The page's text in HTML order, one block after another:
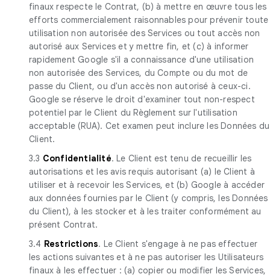
finaux respecte le Contrat, (b) à mettre en œuvre tous les
efforts commercialement raisonnables pour prévenir toute
utilisation non autorisée des Services ou tout accès non
autorisé aux Services et y mettre fin, et (c) à informer
rapidement Google s'il a connaissance d'une utilisation
non autorisée des Services, du Compte ou du mot de
passe du Client, ou d'un accès non autorisé à ceux-ci.
Google se réserve le droit d'examiner tout non-respect
potentiel par le Client du Règlement sur l'utilisation
acceptable (RUA). Cet examen peut inclure les Données du
Client.
3.3 Confidentialité. Le Client est tenu de recueillir les
autorisations et les avis requis autorisant (a) le Client à
utiliser et à recevoir les Services, et (b) Google à accéder
aux données fournies par le Client (y compris, les Données
du Client), à les stocker et à les traiter conformément au
présent Contrat.
3.4 Restrictions. Le Client s'engage à ne pas effectuer
les actions suivantes et à ne pas autoriser les Utilisateurs
finaux à les effectuer : (a) copier ou modifier les Services,